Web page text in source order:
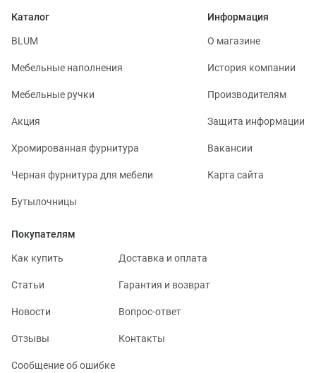
Каталог
BLUM
Мебельные наполнения
Мебельные ручки
Акция
Хромированная фурнитура
Черная фурнитура для мебели
Бутылочницы
Информация
О магазине
История компании
Производителям
Защита информации
Вакансии
Карта сайта
Покупателям
Как купить Доставка и оплата
Статьи Гарантия и возврат
Новости Вопрос-ответ
Отзывы Контакты
Сообщение об ошибке